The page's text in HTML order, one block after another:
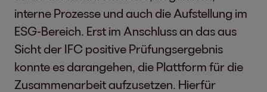
interne Prozesse und auch die Aufstellung im
ESG-Bereich. Erst im Anschluss an das aus
Sicht der IFC positive Prüfungsergebnis
konnte es darangehen, die Plattform für die
Zusammenarbeit aufzusetzen. Hierfür